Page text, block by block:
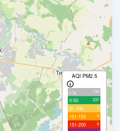
AQI PM2.5
с/д 110
0-50 237
51-100 3
101-150 0
151-200 0